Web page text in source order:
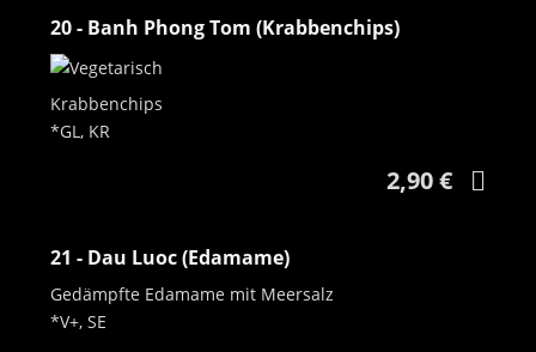
20 - Banh Phong Tom (Krabbenchips)
Krabbenchips
*GL, KR
2,90 €
21 - Dau Luoc (Edamame)
Gedämpfte Edamame mit Meersalz
*V+, SE